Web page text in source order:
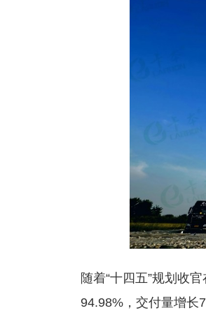
随着“十四五”规划收
94.98%，交付量增长